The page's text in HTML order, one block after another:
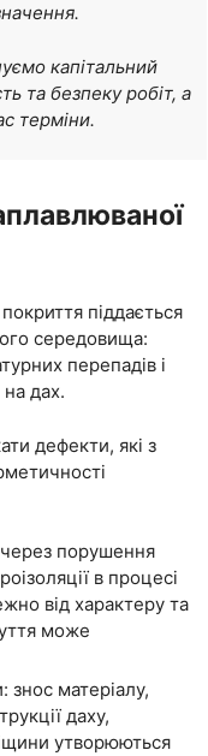
капітальний
та безпеку робіт, а
терміни.
піддається
середовища:
перепадів і
дах.
дефекти, які з
порушення
в процесі
від характеру та
може
матеріалу,
даху,
утворюються